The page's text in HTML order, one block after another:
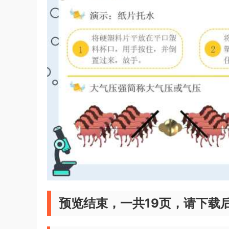
预览结束，一共19页，请下载